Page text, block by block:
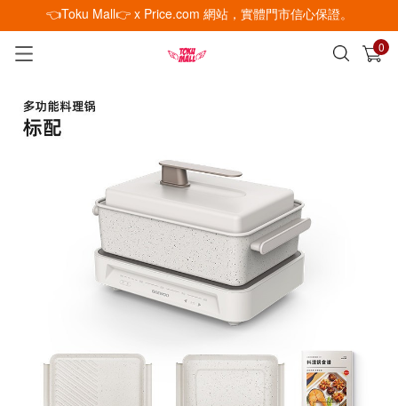
👈Toku Mall👉 x Price.com 網站，實體門市信心保證。
0
已加入購物車 查看